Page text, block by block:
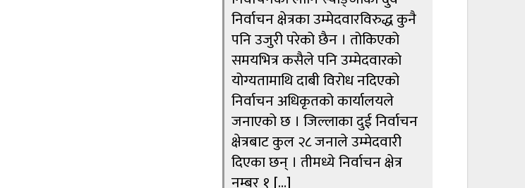
निर्वाचन क्षेत्रका उम्मेदवारविरुद्ध कुनै
पनि उजुरी परेको छैन । तोकिएको
समयभित्र कसैले पनि उम्मेदवारको
योग्यतामाथि दाबी विरोध नदिएको
निर्वाचन अधिकृतको कार्यालयले
जनाएको छ । जिल्लाका दुई निर्वाचन
क्षेत्रबाट कुल २८ जनाले उम्मेदवारी
दिएका छन् । तीमध्ये निर्वाचन क्षेत्र
नम्बर १ […]